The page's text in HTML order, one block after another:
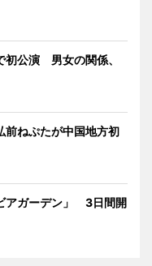
初公演 男女の関係、
ねぷたが中国地方初
アガーデン」 3日間開